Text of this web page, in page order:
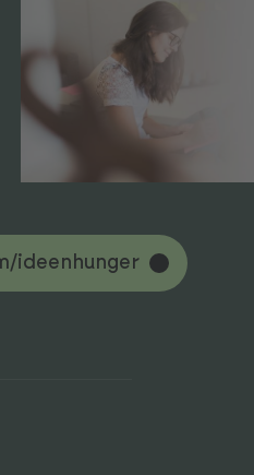
ideenhunger
ideenhunger